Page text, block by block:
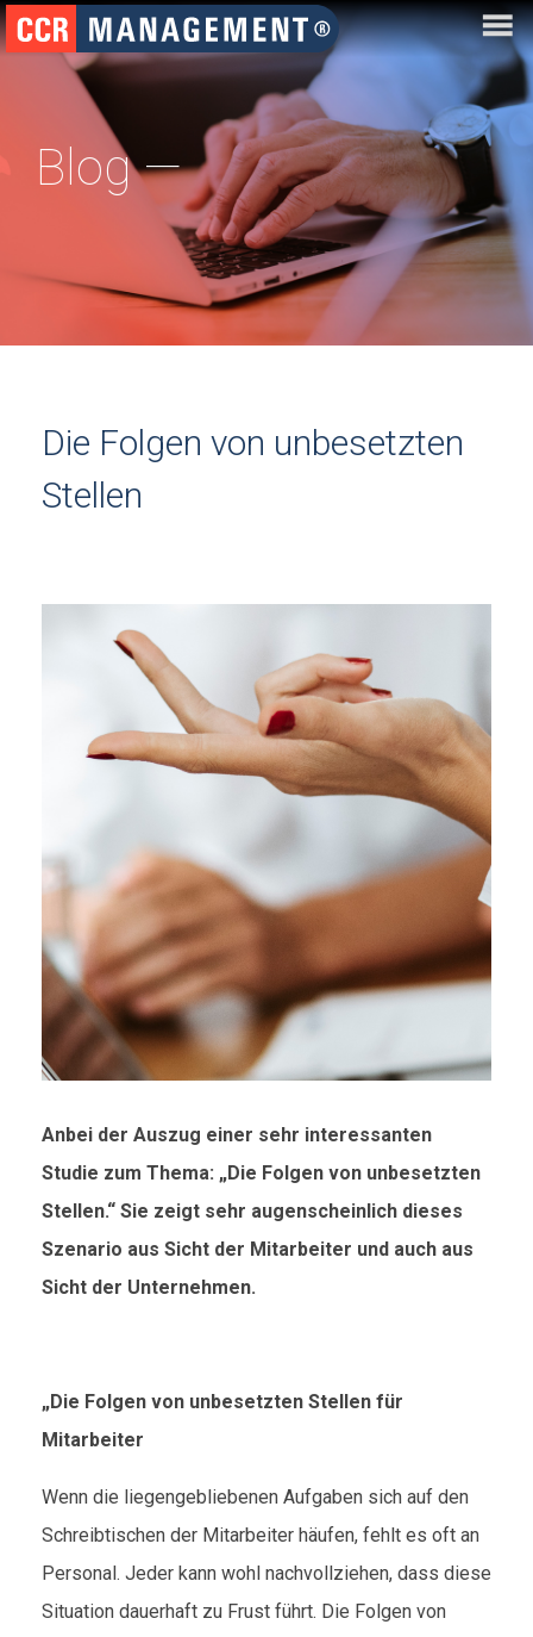
Blog —
Die Folgen von unbesetzten
Stellen
Anbei der Auszug einer sehr interessanten
Studie zum Thema: „Die Folgen von unbesetzten
Stellen.“ Sie zeigt sehr augenscheinlich dieses
Szenario aus Sicht der Mitarbeiter und auch aus
Sicht der Unternehmen.
„Die Folgen von unbesetzten Stellen für
Mitarbeiter
Wenn die liegengebliebenen Aufgaben sich auf den
Schreibtischen der Mitarbeiter häufen, fehlt es oft an
Personal. Jeder kann wohl nachvollziehen, dass diese
Situation dauerhaft zu Frust führt. Die Folgen von